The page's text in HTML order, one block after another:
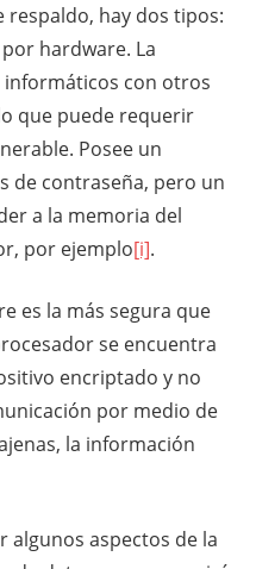
respaldo, hay dos tipos:
hardware. La
con otros
que puede requerir
Posee un
de contraseña, pero un
a la memoria del
por ejemplo[i].
es la más segura que
se encuentra
encriptado y no
por medio de
la información
algunos aspectos de la